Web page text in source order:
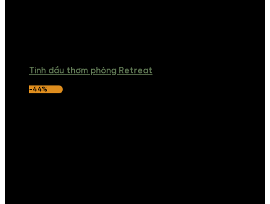
Tinh dầu thơm phòng Retreat
-44%